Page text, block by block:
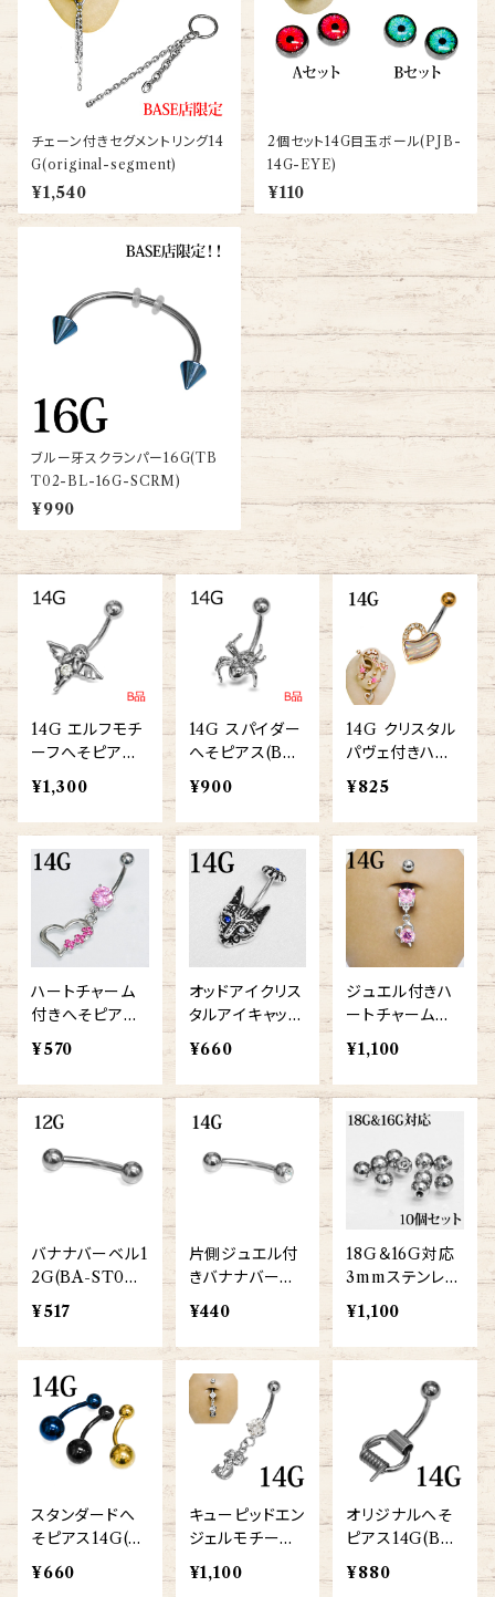
チェーン付きセグメントリング14
G(original-segment)
¥1,540
2個セット14G目玉ボール(PJB-
14G-EYE)
¥110
ブルー牙スクランパー16G(TB
T02-BL-16G-SCRM)
¥990
14G エルフモチ
ーフへそピアス
(ANG-04-14G
-SS)
¥1,300
14G スパイダー
へそピアス(BA-
AIJ039-14G-S
S)
¥900
14G クリスタル
パヴェ付きハー
トへそピアス(N
SQ-5048-14G-
RG)
¥825
ハートチャーム
付きへそピアス1
4G(ntr3598-14
g-ss)
¥570
オッドアイクリス
タルアイキャット
へそピアス14G
(NSQ-5062-14
G-SS)
¥660
ジュエル付きハ
ートチャームへ
そピアス14G(M
CDZ9-14G-S
S)
¥1,100
バナナバーベル1
2G(BA-ST003
-4-12G-SS)
¥517
片側ジュエル付
きバナナバーベ
ル(BA-SJ-4AG
ES-ORI)
¥440
18G＆16G対応
3mmステンレス
ネジパーツ(TB
S-163-PK-SS)
¥1,100
スタンダードへ
そピアス14G(B
NTG-14G)
¥660
キューピッドエン
ジェルモチーフ
付きへそピアス1
4G(QPC245-1
¥1,100
オリジナルへそ
ピアス14G(BA-
BW-14G)
¥880